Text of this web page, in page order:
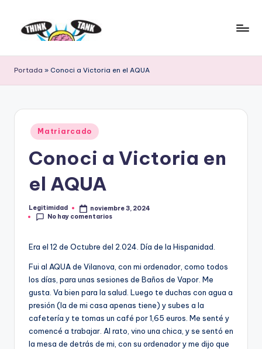
Saltar
l
P
r
o
L
E
G
T
Portada » Conoci a Victoria en el AQUA
Publicado
en
Matriarcado
Conoci a Victoria en
el AQUA
Publicado
por
Legitimidad
noviembre 3, 2024
No hay comentarios
Era el 12 de Octubre del 2.024. Día de la Hispanidad.
Fui al AQUA de Vilanova, con mi ordenador, como todos
los días, para unas sesiones de Baños de Vapor. Me
gusta. Va bien para la salud. Luego te duchas con agua a
presión (la de mi casa apenas tiene) y subes a la
cafetería y te tomas un café por 1,65 euros. Me senté y
comencé a trabajar. Al rato, vino una chica, y se sentó en
la mesa de detrás de mi, con su ordenador y me dijo que